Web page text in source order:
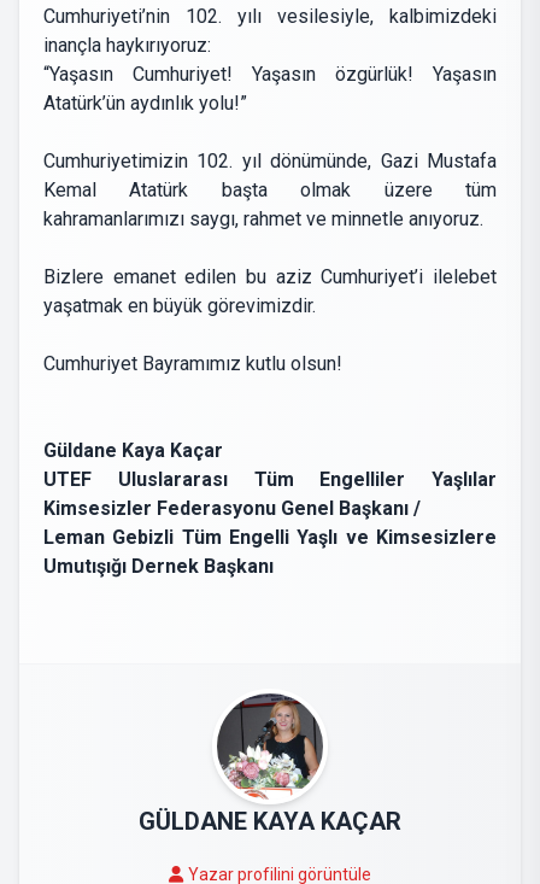
Cumhuriyeti’nin 102. yılı vesilesiyle, kalbimizdeki
inançla haykırıyoruz:
“Yaşasın Cumhuriyet! Yaşasın özgürlük! Yaşasın
Atatürk’ün aydınlık yolu!”
Cumhuriyetimizin 102. yıl dönümünde, Gazi Mustafa
Kemal Atatürk başta olmak üzere tüm
kahramanlarımızı saygı, rahmet ve minnetle anıyoruz.
Bizlere emanet edilen bu aziz Cumhuriyet’i ilelebet
yaşatmak en büyük görevimizdir.
Cumhuriyet Bayramımız kutlu olsun!
Güldane Kaya Kaçar
UTEF Uluslararası Tüm Engelliler Yaşlılar
Kimsesizler Federasyonu Genel Başkanı /
Leman Gebizli Tüm Engelli Yaşlı ve Kimsesizlere
Umutışığı Dernek Başkanı
GÜLDANE KAYA KAÇAR
Yazar profilini görüntüle